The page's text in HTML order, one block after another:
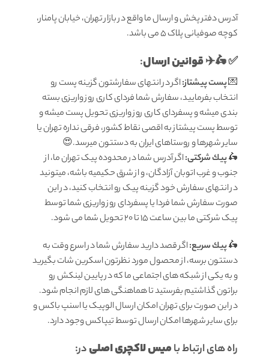
آدرس دفتر پخش و ارسال ما واقع در بازار تهران، خیابان پامنار،
کوچه صوفیانی پلاک 5 می باشد.
✅ 🛵✈️قوانين ارسال:
💌پست پیشتاز:اگر در انتهای سفارشتون گزینه پست رو
انتخاب بفرمایید، سفارش شما فردای کاری روز واریزی بسته
بندی میشه و پسفردای کاری روز واریزی تحویل پست میشه و
توسط پست پیشتاز به اقصی نقاط کشور، فرقی نداره تهران یا
سایر شهرها و روستاهای ایران به دستتون میرسد.😍
🛵پيك شرکتی:اگر آدرس شما در محدوده پیک تهران ما، از
جنوب و غرب اتوبان آزادگان، و از شرق حکیمیه باشه، میتونید
در انتهای سفارش خود گزینه پیک رو انتخاب کنید، در این
صورت سفارش شما فردا یا پسفردای روز واريزى شما توسط
پیک شرکتی ما بين ساعت ۱۵ تا ٢٠ تحويل شما مى شود.
🛵پيك سریع:اگر قصد دارید سفارش شما در اسرع وقت به
دستتون برسه، از محصول مورد نظرتون اسکرین شات بگیرید
و به یکی از شبکه های اجتماعی ما که در پایین لینکش رو
براتون گذاشتیم بفرستید تا هماهنگی های لازم انجام شود.
در این صورت برای تهران امکان ارسال الوپیک یا اسنپ باکس و
برای سایر شهرها امکان ارسال توسط تیپاکس وجود دارد.
راه های ارتباط بامیس لاکچری اصلیدر: